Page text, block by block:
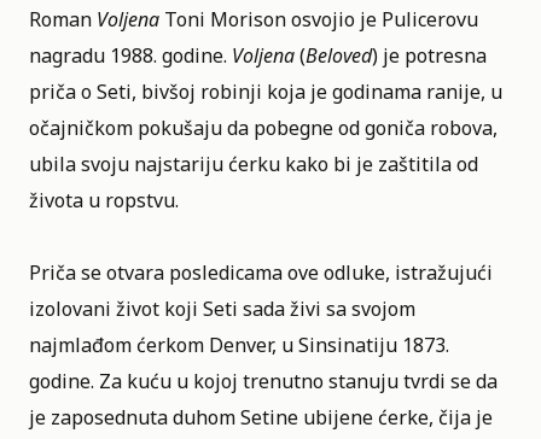
Roman Voljena Toni Morison osvojio je Pulicerovu
nagradu 1988. godine. Voljena(Beloved) je potresna
priča o Seti, bivšoj robinji koja je godinama ranije, u
očajničkom pokušaju da pobegne od goniča robova,
ubila svoju najstariju ćerku kako bi je zaštitila od
života u ropstvu.
Priča se otvara posledicama ove odluke, istražujući
izolovani život koji Seti sada živi sa svojom
najmlađom ćerkom Denver, u Sinsinatiju 1873.
godine. Za kuću u kojoj trenutno stanuju tvrdi se da
je zaposednuta duhom Setine ubijene ćerke, čija je